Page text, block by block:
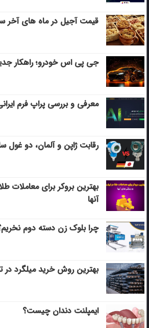
قیمت آجیل در ماه های آخر
جی پی اس خودرو؛ راهکار
معرفی و بررسی پراپ فرم ایرانی
رقابت ژاپن و آلمان، دو غول
بهترین بروکر برای معاملات
آنها
چرا بلوک زن دسته دوم
بهترین روش خرید میلگرد در
ایمپلنت دندان چیست؟